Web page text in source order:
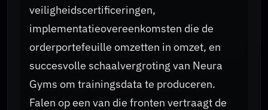
veiligheidscertificeringen,
implementatieovereenkomsten die de
orderportefeuille omzetten in omzet, en
succesvolle schaalvergroting van Neura
Gyms om trainingsdata te produceren.
Falen op een van die fronten vertraagt de